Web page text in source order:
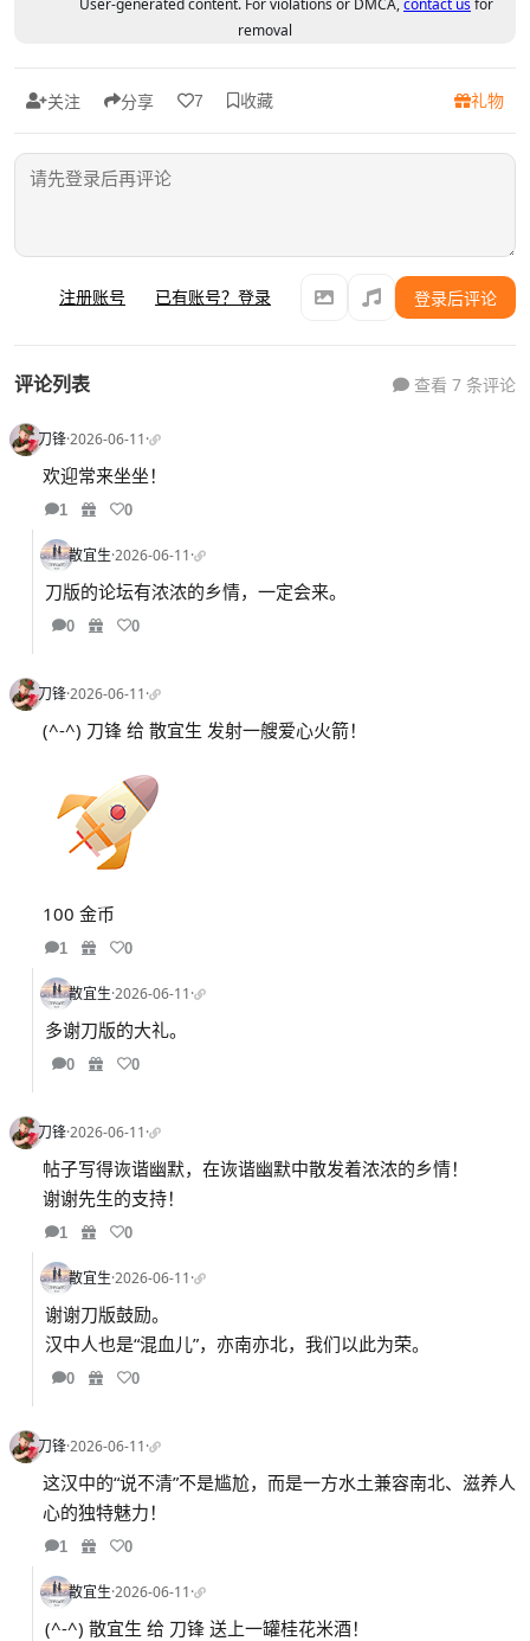
removal
关注 分享 7 收藏 礼物
注册账号 已有账号？登录 登录后评论
评论列表 查看 7 条评论
刀锋·2026-06-11·
欢迎常来坐坐！
1 0
散宜生·2026-06-11·
刀版的论坛有浓浓的乡情，一定会来。
0 0
刀锋·2026-06-11·
(^-^) 刀锋 给 散宜生 发射一艘爱心火箭！
100 金币
1 0
散宜生·2026-06-11·
多谢刀版的大礼。
0 0
刀锋·2026-06-11·
帖子写得诙谐幽默，在诙谐幽默中散发着浓浓的乡情！
谢谢先生的支持！
1 0
散宜生·2026-06-11·
谢谢刀版鼓励。
汉中人也是“混血儿”，亦南亦北，我们以此为荣。
0 0
刀锋·2026-06-11·
这汉中的“说不清”不是尴尬，而是一方水土兼容南北、滋养人
心的独特魅力！
1 0
散宜生·2026-06-11·
(^-^) 散宜生 给 刀锋 送上一罐桂花米酒！